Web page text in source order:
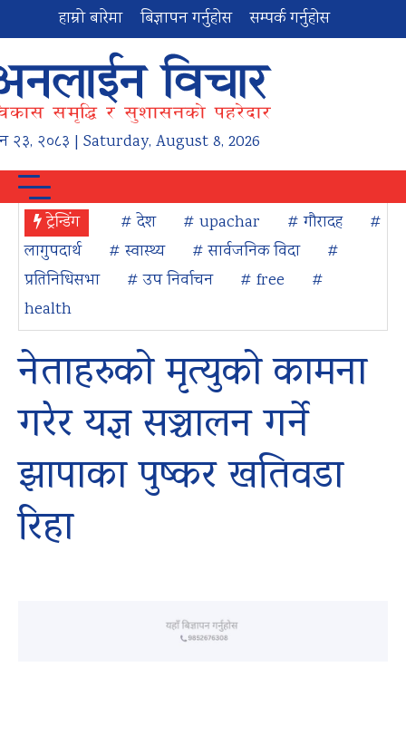
हाम्रो बारेमा बिज्ञापन गर्नुहोस सम्पर्क गर्नुहोस
२३, २०८३ | Saturday, August 8, 2026
ट्रेन्डिंग # देश # upachar # गौरादह
#
लागुपदार्थ
# स्वास्थ्य # सार्वजनिक विदा
#
प्रतिनिधिसभा
# उप निर्वाचन # free
#
health
नेताहरुको मृत्युको कामना
गरेर यज्ञ सञ्चालन गर्ने
झापाका पुष्कर खतिवडा
रिहा